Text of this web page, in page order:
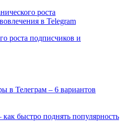
роста подписчиков и
в Телеграм – 6 вариантов
быстро поднять популярность